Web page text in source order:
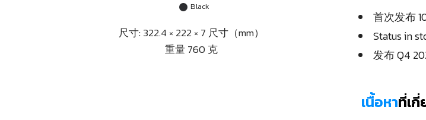
Black
尺寸: 322.4 × 222 × 7 尺寸（mm）
重量 760 克
首次发布
Status in
发布 Q4
เนื้อหาที่เ